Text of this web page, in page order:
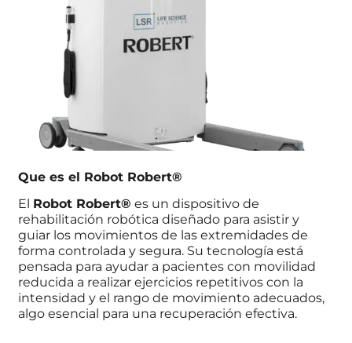
Que es el Robot Robert®
El Robot Robert® es un dispositivo de
rehabilitación robótica diseñado para asistir y
guiar los movimientos de las extremidades de
forma controlada y segura. Su tecnología está
pensada para ayudar a pacientes con movilidad
reducida a realizar ejercicios repetitivos con la
intensidad y el rango de movimiento adecuados,
algo esencial para una recuperación efectiva.